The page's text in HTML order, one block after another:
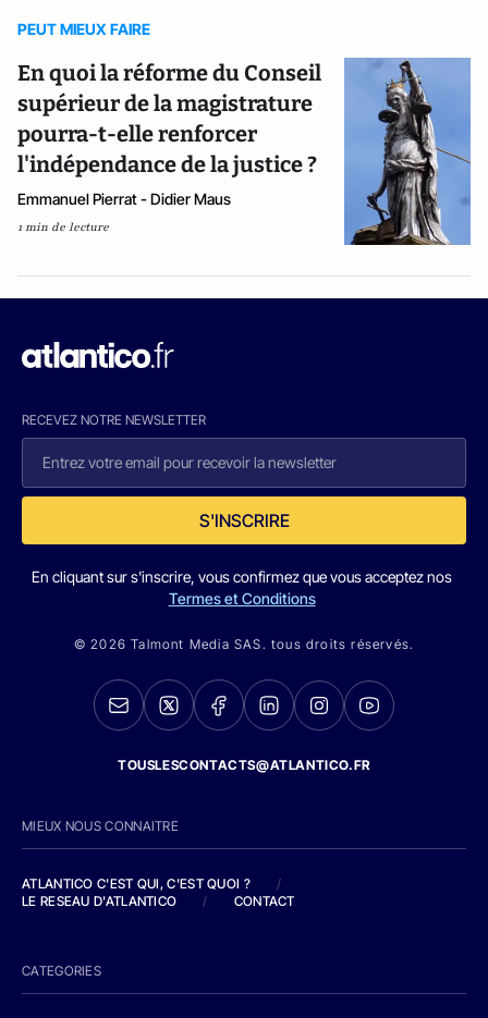
PEUT MIEUX FAIRE
En quoi la réforme du Conseil
supérieur de la magistrature
pourra-t-elle renforcer
l'indépendance de la justice ?
Emmanuel Pierrat - Didier Maus
1 min de lecture
RECEVEZ NOTRE NEWSLETTER
S'INSCRIRE
En cliquant sur s'inscrire, vous confirmez que vous acceptez nos
Termes et Conditions
© 2026 Talmont Media SAS. tous droits réservés.
TOUSLESCONTACTS@ATLANTICO.FR
MIEUX NOUS CONNAITRE
ATLANTICO C'EST QUI, C'EST QUOI ?
/
LE RESEAU D'ATLANTICO
/ CONTACT
CATEGORIES